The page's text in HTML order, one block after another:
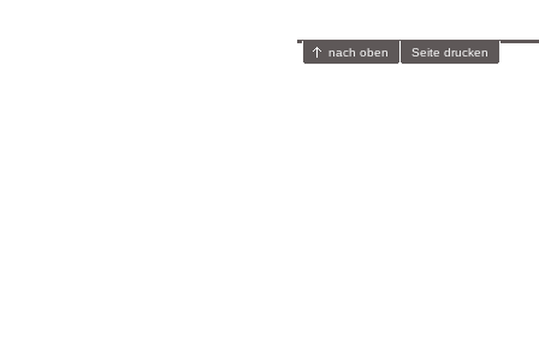
nach oben Seite drucken